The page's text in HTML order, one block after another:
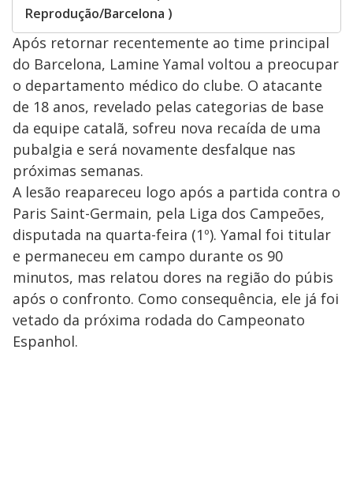
Reprodução/Barcelona )
Após retornar recentemente ao time principal
do Barcelona, Lamine Yamal voltou a preocupar
o departamento médico do clube. O atacante
de 18 anos, revelado pelas categorias de base
da equipe catalã, sofreu nova recaída de uma
pubalgia e será novamente desfalque nas
próximas semanas.
A lesão reapareceu logo após a partida contra o
Paris Saint-Germain, pela Liga dos Campeões,
disputada na quarta-feira (1º). Yamal foi titular
e permaneceu em campo durante os 90
minutos, mas relatou dores na região do púbis
após o confronto. Como consequência, ele já foi
vetado da próxima rodada do Campeonato
Espanhol.